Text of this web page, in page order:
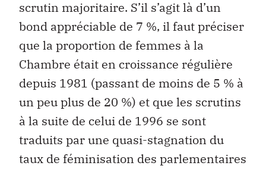
scrutin majoritaire. S’il s’agit là d’un
bond appréciable de 7 %, il faut préciser
que la proportion de femmes à la
Chambre était en croissance régulière
depuis 1981 (passant de moins de 5 % à
un peu plus de 20 %) et que les scrutins
à la suite de celui de 1996 se sont
traduits par une quasi-stagnation du
taux de féminisation des parlementaires